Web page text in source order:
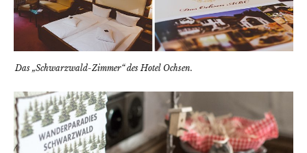
Das „Schwarzwald-Zimmer“ des Hotel Ochsen.